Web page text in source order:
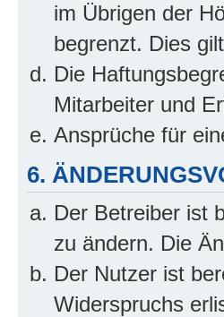
im Übrigen der
begrenzt. Dies
Die
Mitarbeiter und
Ansprüche für
6.
Der Betreiber ist
zu ändern. Die
Der Nutzer ist
Widerspruchs